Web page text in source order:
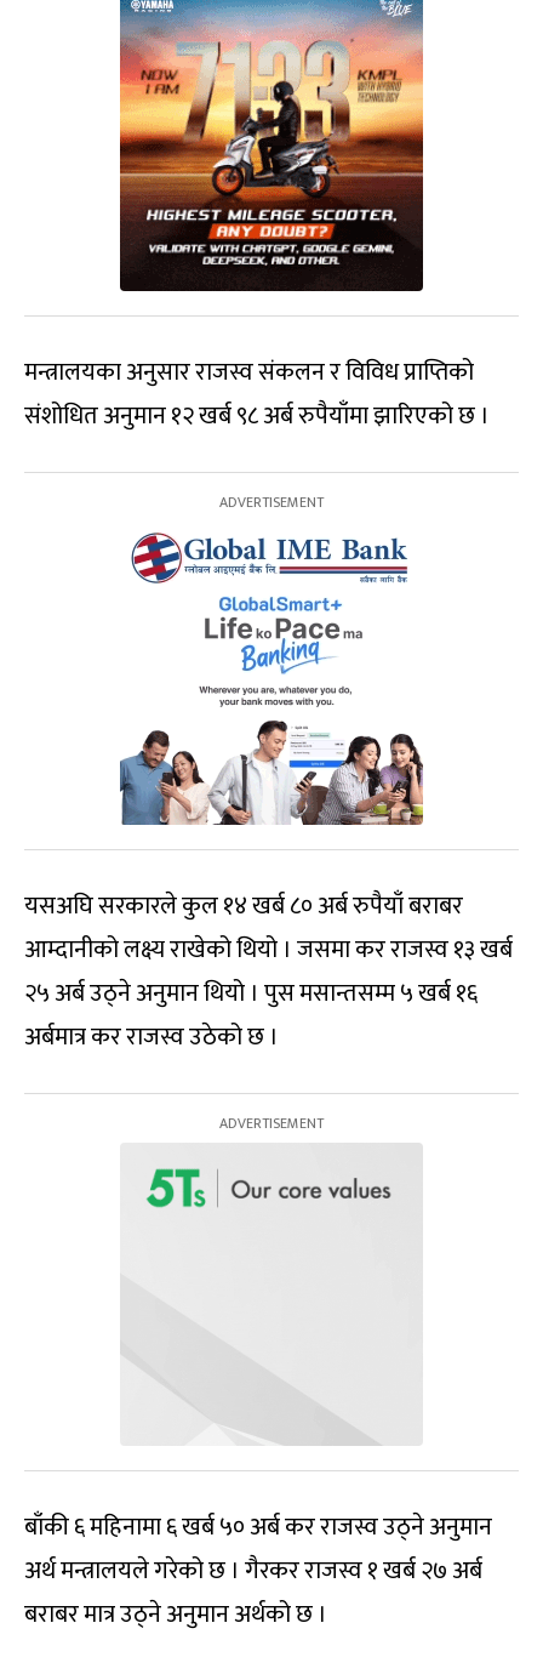
मन्त्रालयका अनुसार राजस्व संकलन र विविध प्राप्तिको
संशोधित अनुमान १२ खर्ब ९८ अर्ब रुपैयाँमा झारिएको छ ।
यसअघि सरकारले कुल १४ खर्ब ८० अर्ब रुपैयाँ बराबर
आम्दानीको लक्ष्य राखेको थियो । जसमा कर राजस्व १३ खर्ब
२५ अर्ब उठ्ने अनुमान थियो । पुस मसान्तसम्म ५ खर्ब १६
अर्बमात्र कर राजस्व उठेको छ ।
बाँकी ६ महिनामा ६ खर्ब ५० अर्ब कर राजस्व उठ्ने अनुमान
अर्थ मन्त्रालयले गरेको छ । गैरकर राजस्व १ खर्ब २७ अर्ब
बराबर मात्र उठ्ने अनुमान अर्थको छ ।